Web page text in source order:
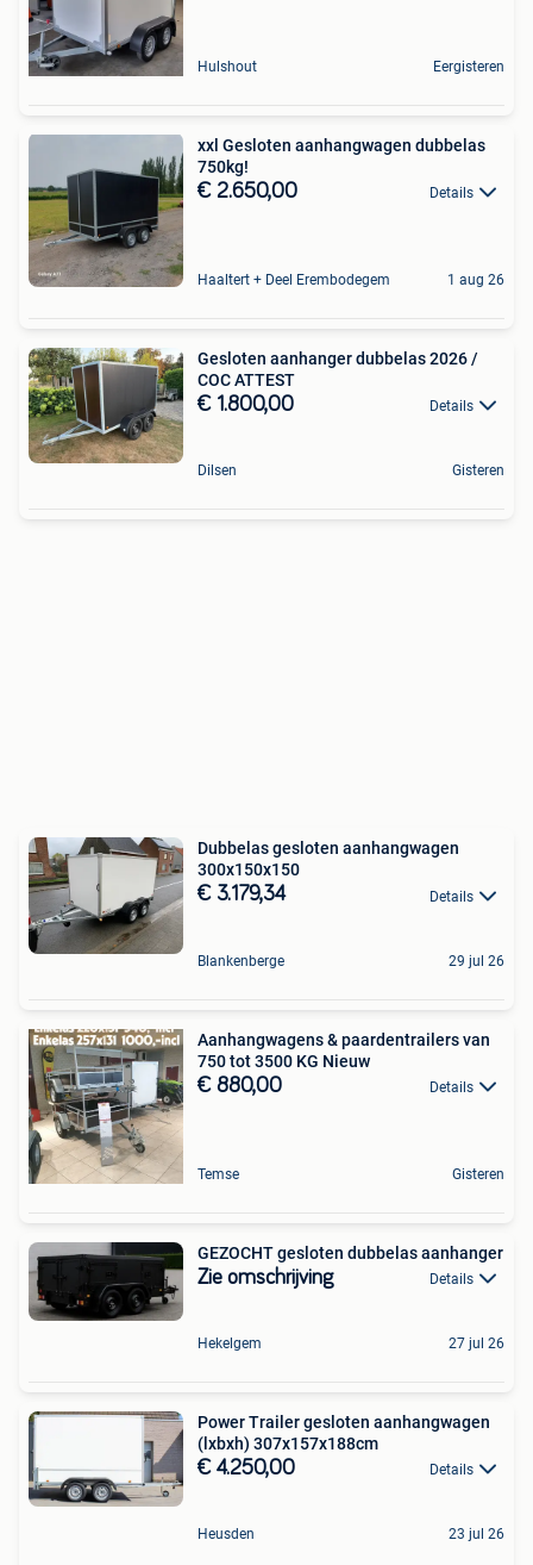
Hulshout Eergisteren
xxl Gesloten aanhangwagen dubbelas
750kg!
€ 2.650,00 Details
Haaltert + Deel Erembodegem 1 aug 26
Gesloten aanhanger dubbelas 2026 /
COC ATTEST
€ 1.800,00 Details
Dilsen Gisteren
Dubbelas gesloten aanhangwagen
300x150x150
€ 3.179,34 Details
Blankenberge 29 jul 26
Aanhangwagens & paardentrailers van
750 tot 3500 KG Nieuw
€ 880,00 Details
Temse Gisteren
GEZOCHT gesloten dubbelas aanhanger
Zie omschrijving Details
Hekelgem 27 jul 26
Power Trailer gesloten aanhangwagen
(lxbxh) 307x157x188cm
€ 4.250,00 Details
Heusden 23 jul 26